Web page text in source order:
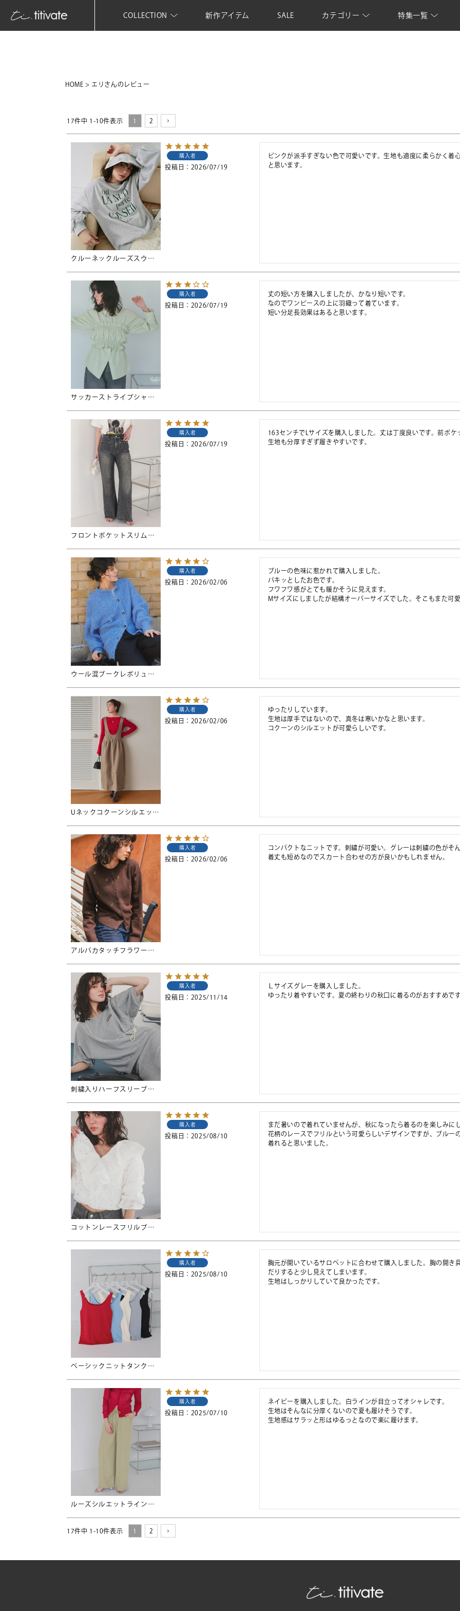
COLLECTION 新作アイテム SALE カテゴリー 特集一覧
HOME エリさんのレビュー
17件中 1 -10件表示 1 2
クルーネックルーズスウェットプルオーバー
購入者
投稿日 2026/07/19
ピンクが派手すぎない色で可愛いです。生地も適度に柔らかく
と思います。
サッカーストライプシャツ【メール便可／100】
購入者
投稿日 2026/07/19
丈の短い方を購入しましたが、かなり短いです。
なのでワンピースの上に羽織って着ています。
短い分足長効果はあると思います。
フロントポケットスリムフレアデニムパンツ
購入者
投稿日 2026/07/19
163センチでLサイズを購入しました。丈は丁度良いです。前ポケ
生地も分厚すぎず履きやすいです。
ウール混ブークレボリュームスリーブニットカーディガン
購入者
投稿日 2026/02/06
ブルーの色味に惹かれて購入しました。
パキッとしたお色です。
フワフワ感がとても暖かそうに見えます。
Mサイズにしましたが結構オーバーサイズでした。そこもまた可愛
Uネックコクーンシルエットジャンパースカート
購入者
投稿日 2026/02/06
ゆったりしています。
生地は厚手ではないので、真冬は寒いかなと思います。
コクーンのシルエットが可愛らしいです。
アルパカタッチフラワー刺繍カーディガン
購入者
投稿日 2026/02/06
コンパクトなニットです。刺繍が可愛い。グレーは刺繍の色がそ
着丈も短めなのでスカート合わせの方が良いかもしれません。
刺繍入りハーフスリーブスウェットプルオーバー
購入者
投稿日 2025/11/14
Ｌサイズグレーを購入しました。
ゆったり着やすいです。夏の終わりの秋口に着るのがおすすめです
コットンレースフリルブラウス
購入者
投稿日 2025/08/10
まだ暑いので着れていませんが、秋になったら着るのを楽しみに
花柄のレースでフリルという可愛らしいデザインですが、ブルー
着れると思いました。
ベーシックニットタンクトップ【メール便可／80】
購入者
投稿日 2025/08/10
胸元が開いているサロペットに合わせて購入しました。胸の開き
だりすると少し見えてしまいます。
生地はしっかりしていて良かったです。
ルーズシルエットラインパンツ
購入者
投稿日 2025/07/10
ネイビーを購入しました。白ラインが目立ってオシャレです。
生地はそんなに分厚くないので夏も履けそうです。
生地感はサラッと形はゆるっとなので楽に履けます。
17件中 1 -10件表示 1 2